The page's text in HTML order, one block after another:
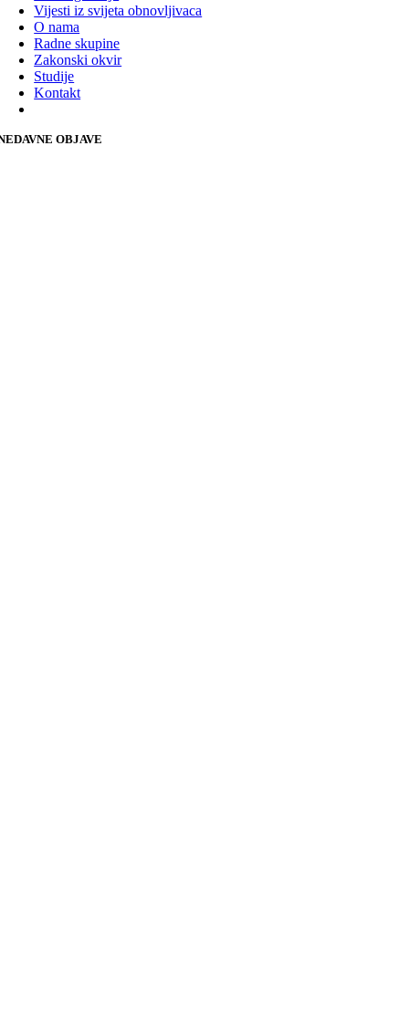
Vijesti iz svijeta obnovljivaca
O nama
Radne skupine
Zakonski okvir
Studije
Kontakt
OBJAVE